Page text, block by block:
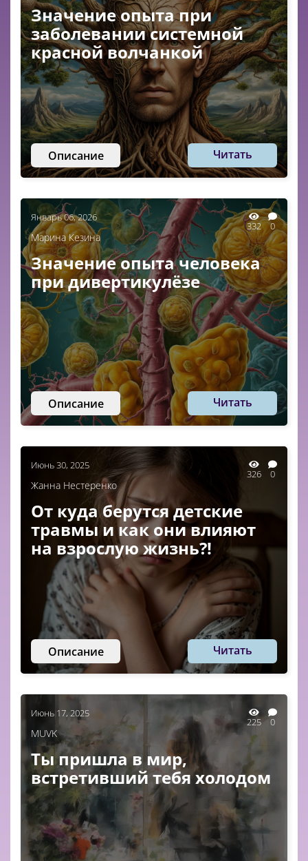
Значение опыта при
заболевании системной
красной волчанкой
Описание Читать
Январь 06, 2026
332 0
Марина Кезина
Значение опыта человека
при дивертикулёзе
Описание Читать
Июнь 30, 2025
326 0
Жанна Нестеренко
От куда берутся детские
травмы и как они влияют
на взрослую жизнь?!
Описание Читать
Июнь 17, 2025
225 0
MUVK
Ты пришла в мир,
встретивший тебя холодом